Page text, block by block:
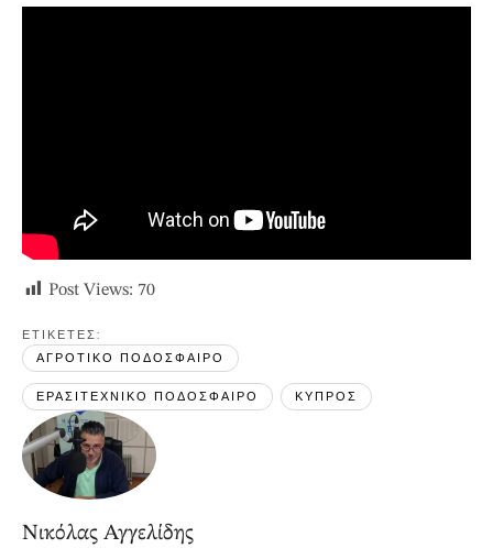
Post Views: 70
ΕΤΙΚΕΤΕΣ:
ΑΓΡΟΤΙΚΟ ΠΟΔΟΣΦΑΙΡΟ
ΕΡΑΣΙΤΕΧΝΙΚΟ ΠΟΔΟΣΦΑΙΡΟ ΚΥΠΡΟΣ
Νικόλας Αγγελίδης